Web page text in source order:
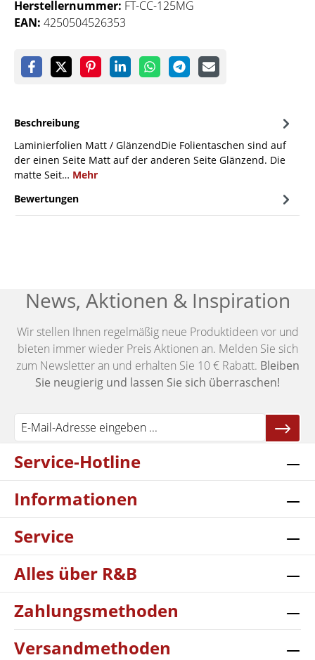
Herstellernummer: FT-CC-125MG
EAN: 4250504526353
Beschreibung
Laminierfolien Matt / GlänzendDie Folientaschen sind auf
der einen Seite Matt auf der anderen Seite Glänzend. Die
matte Seit… Mehr
Bewertungen
News, Aktionen & Inspiration
Wir stellen Ihnen regelmäßig neue Produktideen vor und
bieten immer wieder Preis Aktionen an. Melden Sie sich
zum Newsletter an und erhalten Sie 10 € Rabatt. Bleiben
Sie neugierig und lassen Sie sich überraschen!
Service-Hotline
Informationen
Service
Alles über R&B
Zahlungsmethoden
Versandmethoden